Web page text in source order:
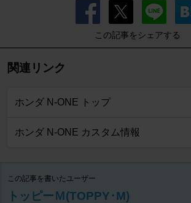
この記事をシェアする
関連リンク
ホンダ N-ONE トップ
ホンダ N-ONE カスタム情報
この記事を書いたユーザー
トッピーＭ(TOPPY･M)